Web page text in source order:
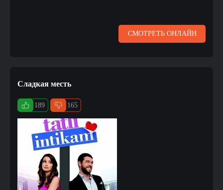
СМОТРЕТЬ ОНЛАЙН
Сладкая месть
189 165